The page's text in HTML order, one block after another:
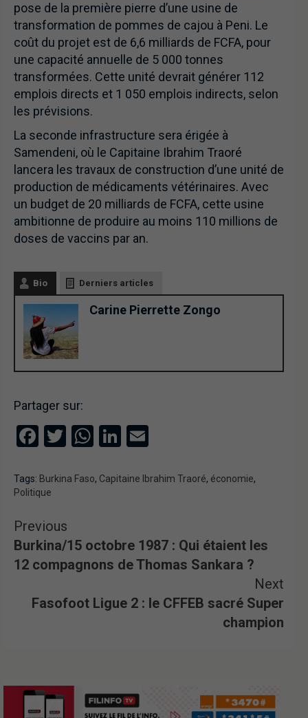
pose de la première pierre d’une usine de
transformation de pommes de cajou à Peni. Le
coût du projet est de 6,6 milliards de FCFA, pour
une capacité annuelle de 5 000 tonnes
transformées. Cette unité devrait générer 112
emplois directs et 1 050 emplois indirects, selon
les prévisions.
La seconde infrastructure sera érigée à
Samendeni, où le Capitaine Ibrahim Traoré
lancera les travaux de construction d’une unité de
production de médicaments vétérinaires. Avec
un budget de 20 milliards de FCFA, cette usine
ambitionne de produire au moins 110 millions de
doses de vaccins par an.
Bio Derniers articles
Carine Pierrette Zongo
Partager sur:
Facebook
TwitterWhatsApp
LinkedIn
Tags: Burkina Faso, Capitaine Ibrahim Traoré, économie,
Politique
Previous
Burkina/15 octobre 1987 : Qui étaient les
12 compagnons de Thomas Sankara ?
Next
Fasofoot Ligue 2 : le CFFEB sacré Super
champion